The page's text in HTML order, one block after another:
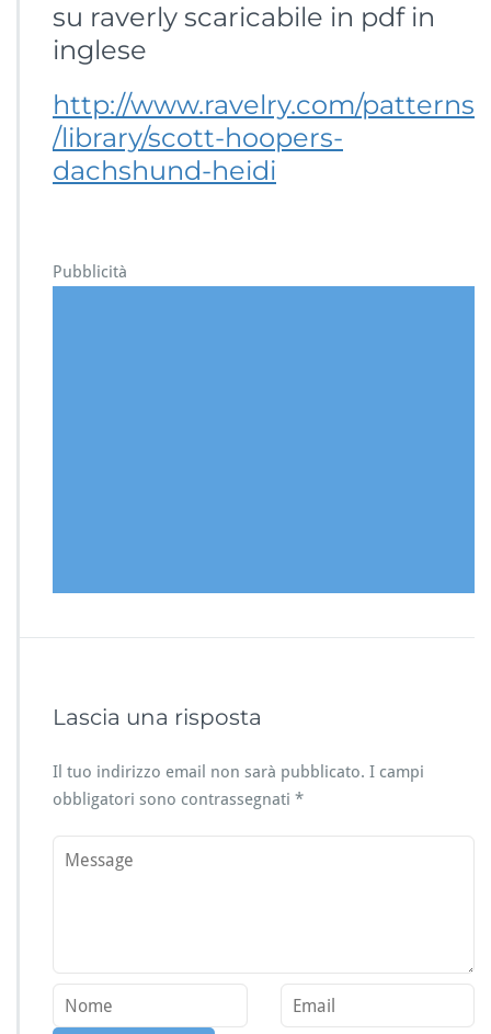
su raverly scaricabile in pdf in
inglese
http://www.ravelry.com/patterns
/library/scott-hoopers-
dachshund-heidi
Pubblicità
Lascia una risposta
Il tuo indirizzo email non sarà pubblicato. I campi
obbligatori sono contrassegnati *